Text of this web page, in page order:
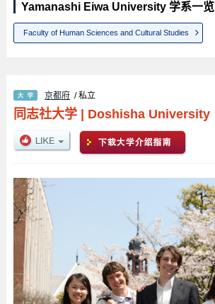
Yamanashi Eiwa University 学系一览
Faculty of Human Sciences and Cultural Studies
京都府 / 私立
同志社大学| Doshisha University